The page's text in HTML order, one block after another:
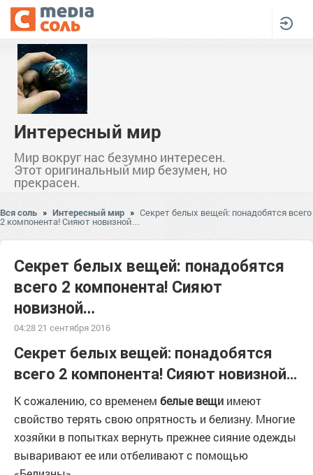
Интересный мир
Мир вокруг нас безумно интересен.
Этот оригинальный мир безумен, но
прекрасен.
Вся соль » Интересный мир » Секрет белых вещей: понадобятся всего
2 компонента! Сияют новизной…
Секрет белых вещей: понадобятся
всего 2 компонента! Сияют
новизной…
04:28 21 сентября 2016
Секрет белых вещей: понадобятся
всего 2 компонента! Сияют новизной…
К сожалению, со временем белые вещи имеют
свойство терять свою опрятность и белизну. Многие
хозяйки в попытках вернуть прежнее сияние одежды
вываривают ее или отбеливают с помощью